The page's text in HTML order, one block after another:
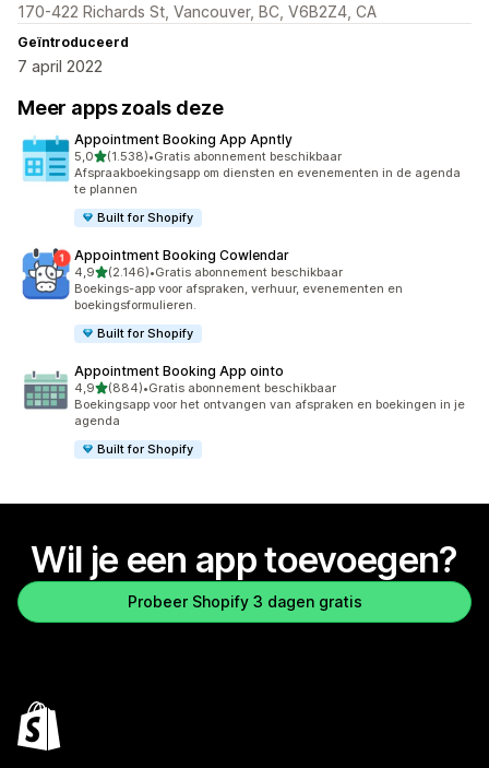
170-422 Richards St, Vancouver, BC, V6B2Z4, CA
Geïntroduceerd
7 april 2022
Meer apps zoals deze
Appointment Booking App Apntly
5,0van 5 sterren
(1.538)
1538 recensies in totaal
•Gratis abonnement beschikbaar
Afspraakboekingsapp om diensten en evenementen in de agenda
te plannen
Built for Shopify
Appointment Booking Cowlendar
4,9van 5 sterren
(2.146)
2146 recensies in totaal
•Gratis abonnement beschikbaar
Boekings-app voor afspraken, verhuur, evenementen en
boekingsformulieren.
Built for Shopify
Appointment Booking App ointo
4,9van 5 sterren
(884)
884 recensies in totaal
•Gratis abonnement beschikbaar
Boekingsapp voor het ontvangen van afspraken en boekingen in je
agenda
Built for Shopify
Wil je een app toevoegen?
Probeer Shopify 3 dagen gratis